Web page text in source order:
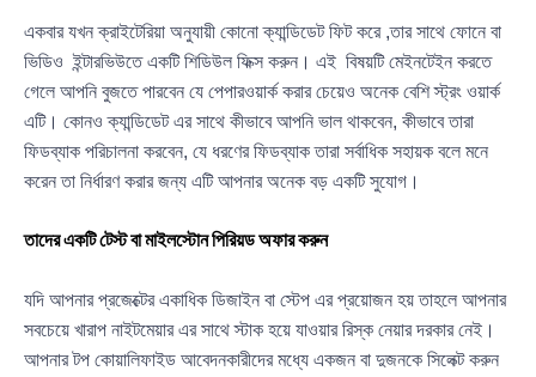
একবার যখন ক্রাইটেরিয়া অনুযায়ী কোনো ক্যান্ডিডেট ফিট করে ,তার সাথে ফোনে বা
ভিডিও ইন্টারভিউতে একটি শিডিউল ফিক্স করুন। এই বিষয়টি মেইনটেইন করতে
গেলে আপনি বুজতে পারবেন যে পেপারওয়ার্ক করার চেয়েও অনেক বেশি স্ট্রং ওয়ার্ক
এটি। কোনও ক্যান্ডিডেট এর সাথে কীভাবে আপনি ভাল থাকবেন, কীভাবে তারা
ফিডব্যাক পরিচালনা করবেন, যে ধরণের ফিডব্যাক তারা সর্বাধিক সহায়ক বলে মনে
করেন তা নির্ধারণ করার জন্য এটি আপনার অনেক বড় একটি সুযোগ।
তাদের একটি টেস্ট বা মাইলস্টোন পিরিয়ড অফার করুন
যদি আপনার প্রজেক্টের একাধিক ডিজাইন বা স্টেপ এর প্রয়োজন হয় তাহলে আপনার
সবচেয়ে খারাপ নাইটমেয়ার এর সাথে স্টাক হয়ে যাওয়ার রিস্ক নেয়ার দরকার নেই।
আপনার টপ কোয়ালিফাইড আবেদনকারীদের মধ্যে একজন বা দুজনকে সিলেক্ট করুন